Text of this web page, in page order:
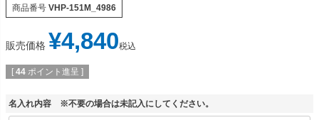
商品番号 VHP-151M_4986
販売価格 ¥4,840税込
[ 44 ポイント進呈 ]
名入れ内容 ※不要の場合は未記入にしてください。